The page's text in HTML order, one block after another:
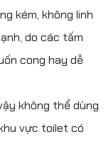
kém, không linh
do các tấm
cong hay dễ
không thể dùng
vực toilet có